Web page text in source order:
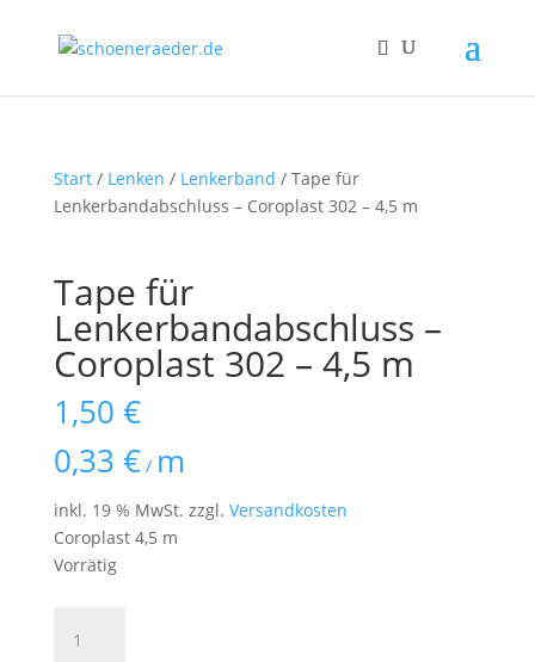
Start/ Lenken / Lenkerband / Tape für
Lenkerbandabschluss – Coroplast 302 – 4,5 m
Tape für
Lenkerbandabschluss –
Coroplast 302 – 4,5 m
1,50 €
0,33 €/ m
inkl. 19 % MwSt. zzgl. Versandkosten
Coroplast 4,5 m
Vorrätig